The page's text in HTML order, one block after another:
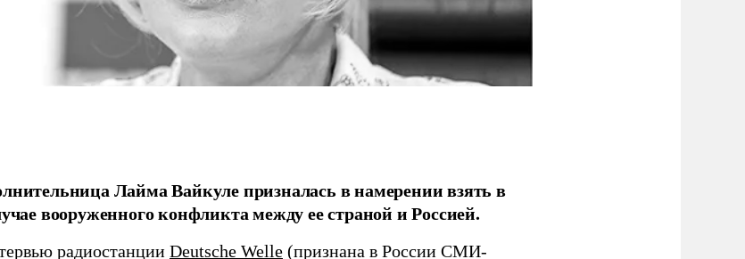
Лайма Вайкуле призналась в намерении взять в
вооруженного конфликта между ее страной и Россией.
радиостанции Deutsche Welle (признана в России СМИ-